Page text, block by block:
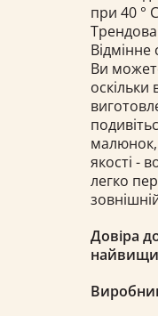
при 40 °
Відмінне
Ви
оскільки
малюнок,
якості -
легко
Довіра